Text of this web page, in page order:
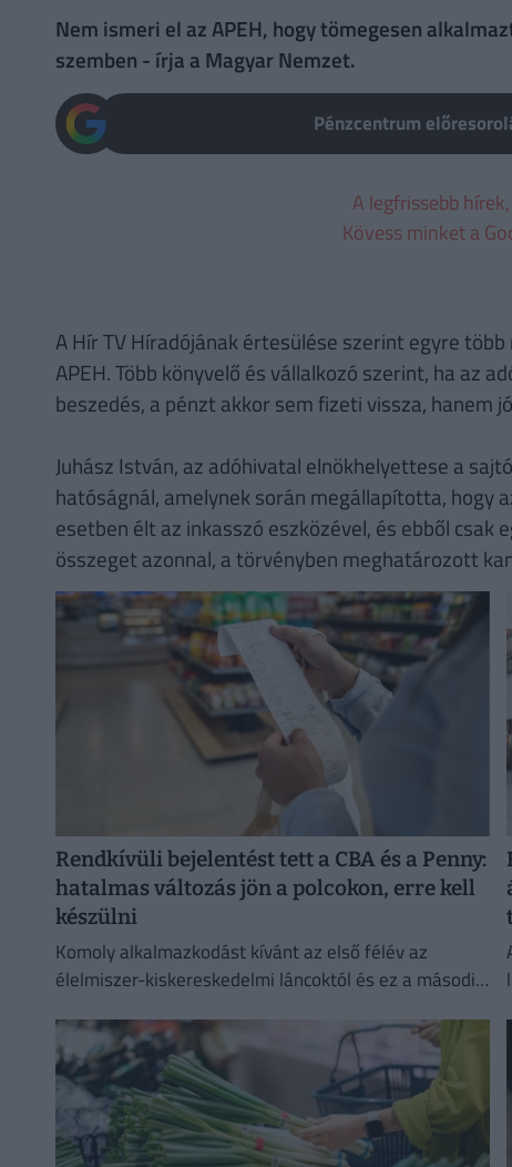
Nem ismeri el az APEH, hogy tömegesen
szemben - írja a Magyar Nemzet.
Pénzcentrum
A legfrissebb
Kövess minket a
A Hír TV Híradójának értesülése szerint egyre
APEH. Több könyvelő és vállalkozó szerint, ha az
beszedés, a pénzt akkor sem fizeti vissza, hanem
Juhász István, az adóhivatal elnökhelyettese a
hatóságnál, amelynek során megállapította, hogy
esetben élt az inkasszó eszközével, és ebből
összeget azonnal, a törvényben meghatározott
Rendkívüli bejelentést tett a CBA és a Penny:
hatalmas változás jön a polcokon, erre kell
készülni
Komoly alkalmazkodást kívánt az első félév az
élelmiszer-kiskereskedelmi láncoktól és ez a második